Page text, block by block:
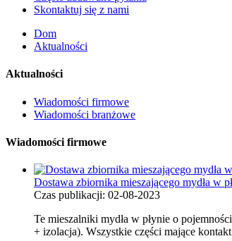
Skontaktuj się z nami
Dom
Aktualności
Aktualności
Wiadomości firmowe
Wiadomości branżowe
Wiadomości firmowe
Dostawa zbiornika mieszającego mydła w
Czas publikacji: 02-08-2023
Te mieszalniki mydła w płynie o
+ izolacja). Wszystkie części mające